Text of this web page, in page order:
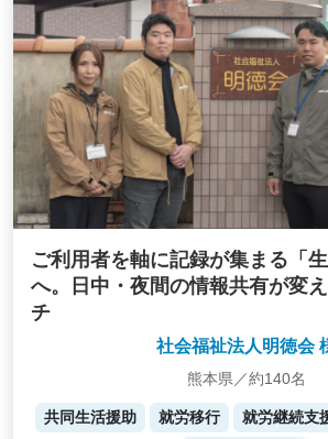
ご利用者を軸に記録が集まる「生
へ。日中・夜間の情報共有が変
チ
社会福祉法人明徳会
熊本県／約140名
共同生活援助 就労移行 就労継続支